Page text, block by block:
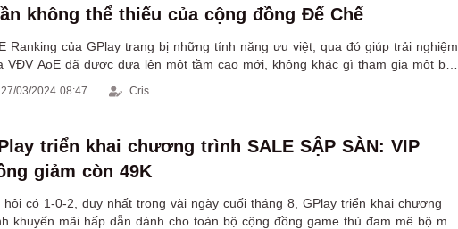
không thể thiếu của cộng đồng Đế Chế
Ranking của GPlay trang bị những tính năng ưu việt, qua đó giúp trải nghiệm
VĐV AoE đã được đưa lên một tầm cao mới, không khác gì tham gia một bộ
27/03/2024 08:47 Cris
triển khai chương trình SALE SẬP SÀN: VIP
giảm còn 49K
hội có 1-0-2, duy nhất trong vài ngày cuối tháng 8, GPlay triển khai chương
khuyến mãi hấp dẫn dành cho toàn bộ cộng đồng game thủ đam mê bộ môn